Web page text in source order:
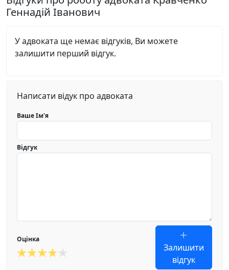
Геннадій Іванович
У адвоката ще немає відгуків, Ви можете
залишити перший відгук.
Написати відук про адвоката
Ваше Ім'я
Відгук
Оцінка
Залишити
відгук